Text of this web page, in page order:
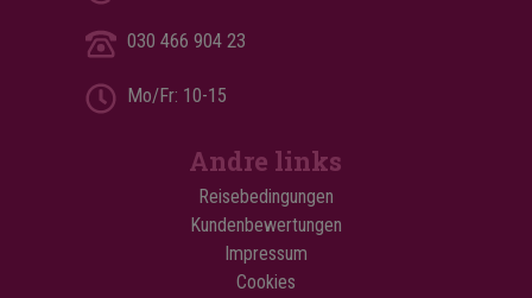
030 466 904 23
Mo/Fr: 10-15
Andre links
Reisebedingungen
Kundenbewertungen
Impressum
Cookies